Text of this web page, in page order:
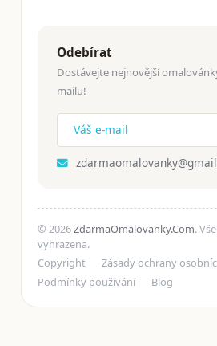
Odebírat
Dostávejte nejnovější
mailu!
© 2026ZdarmaOmalovanky.Com.
vyhrazena.
Copyright
Zásady ochrany
Podmínky používání
Blog